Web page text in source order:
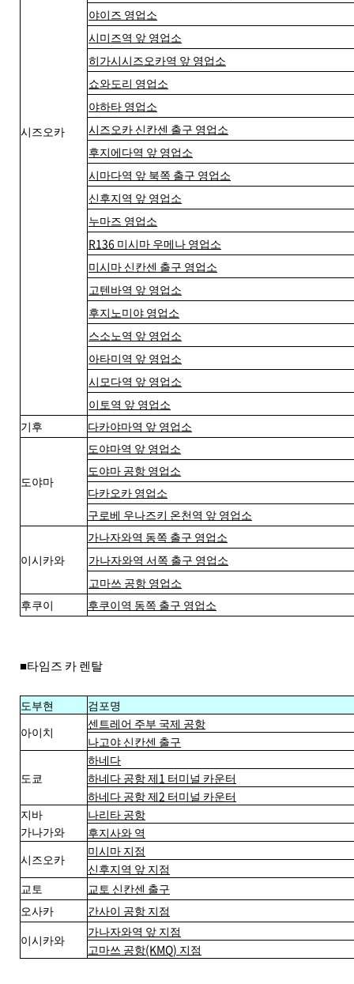
시즈오카
야이즈 영업소
시미즈역 앞 영업소
히가시시즈오카역 앞 영업소
쇼와도리 영업소
야하타 영업소
시즈오카 신칸센 출구 영업소
후지에다역 앞 영업소
시마다역 앞 북쪽 출구 영업소
신후지역 앞 영업소
누마즈 영업소
R136 미시마 우메나 영업소
미시마 신칸센 출구 영업소
고텐바역 앞 영업소
후지노미야 영업소
스소노역 앞 영업소
아타미역 앞 영업소
시모다역 앞 영업소
이토역 앞 영업소
기후
다카야마역 앞 영업소
도야마
도야마역 앞 영업소
도야마 공항 영업소
다카오카 영업소
구로베 우나즈키 온천역 앞 영업소
이시카와
가나자와역 동쪽 출구 영업소
가나자와역 서쪽 출구 영업소
고마쓰 공항 영업소
후쿠이
후쿠이역 동쪽 출구 영업소
■타임즈 카 렌탈
도부현
검포명
아이치
센트레어 주부 국제 공항
나고야 신칸센 출구
도쿄
하네다
하네다 공항 제1 터미널 카운터
하네다 공항 제2 터미널 카운터
지바
나리타 공항
가나가와
후지사와 역
시즈오카
미시마 지점
신후지역 앞 지점
교토
교토 신칸센 출구
오사카
간사이 공항 지점
이시카와
가나자와역 앞 지점
고마쓰 공항(KMQ) 지점